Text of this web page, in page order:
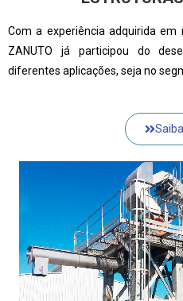
Com a experiência adquirida
ZANUTO já participou do
diferentes aplicações, seja no